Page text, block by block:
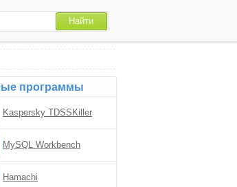
программы
Kaspersky TDSSKiller
MySQL Workbench
Hamachi